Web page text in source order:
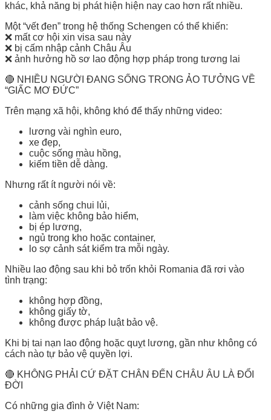
khác, khả năng bị phát hiện hiện nay cao hơn rất nhiều.
Một “vết đen” trong hệ thống Schengen có thể khiến:
❌ mất cơ hội xin visa sau này
❌ bị cấm nhập cảnh Châu Âu
❌ ảnh hưởng hồ sơ lao động hợp pháp trong tương lai
🔴 NHIỀU NGƯỜI ĐANG SỐNG TRONG ẢO TƯỞNG VỀ
“GIẤC MƠ ĐỨC”
Trên mạng xã hội, không khó để thấy những video:
lương vài nghìn euro,
xe đẹp,
cuộc sống màu hồng,
kiếm tiền dễ dàng.
Nhưng rất ít người nói về:
cảnh sống chui lủi,
làm việc không bảo hiểm,
bị ép lương,
ngủ trong kho hoặc container,
lo sợ cảnh sát kiểm tra mỗi ngày.
Nhiều lao động sau khi bỏ trốn khỏi Romania đã rơi vào
tình trạng:
không hợp đồng,
không giấy tờ,
không được pháp luật bảo vệ.
Khi bị tai nạn lao động hoặc quỵt lương, gần như không có
cách nào tự bảo vệ quyền lợi.
🔴 KHÔNG PHẢI CỨ ĐẶT CHÂN ĐẾN CHÂU ÂU LÀ ĐỔI
ĐỜI
Có những gia đình ở Việt Nam: